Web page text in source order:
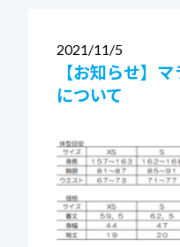
2021 11/5
【お知らせ】
について